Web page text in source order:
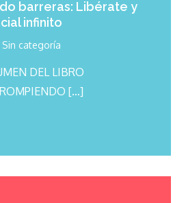
barreras: Libérate y
infinito
Sin categoría
DEL LIBRO
[…]